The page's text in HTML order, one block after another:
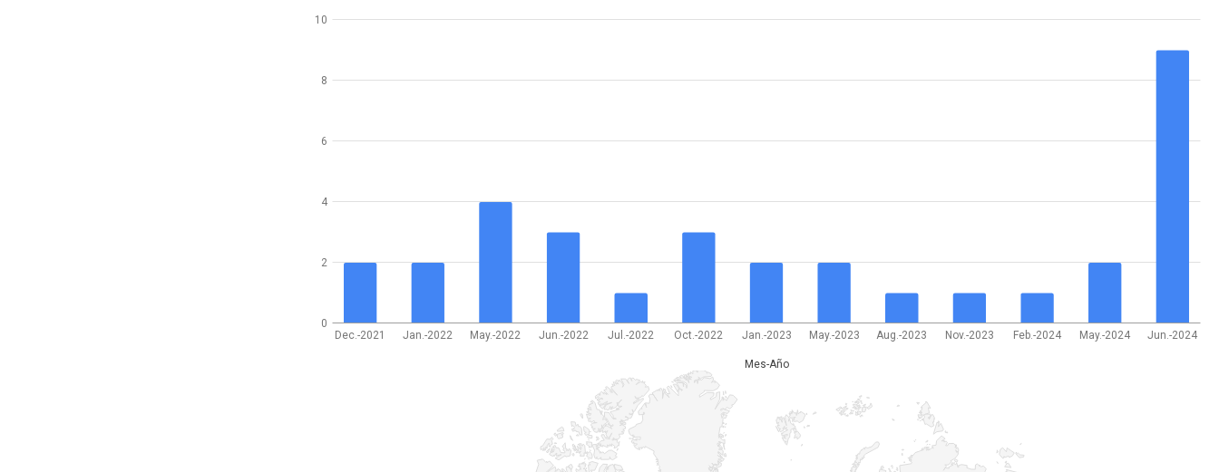
Dec.-2021 Jan.-2022 May.-2022 Jun.-2022 Jul.-2022 Oct.-2022 Jan.-2023 May.-2023 Aug.-2023 Nov.-2023 Feb.-2024 May.-2024 Jun.-2024
Mes-Año
0
2
4
6
8
10